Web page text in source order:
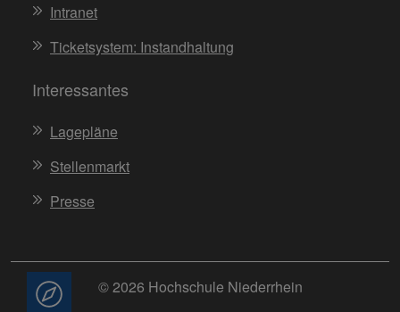
Intranet
Ticketsystem: Instandhaltung
Interessantes
Lagepläne
Stellenmarkt
Presse
© 2026 Hochschule Niederrhein
Beratung